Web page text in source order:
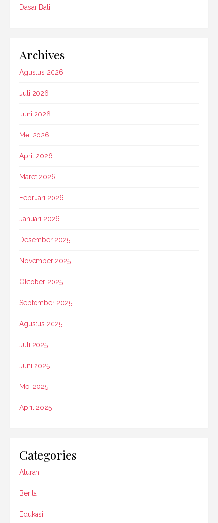
Dasar Bali
Archives
Agustus 2026
Juli 2026
Juni 2026
Mei 2026
April 2026
Maret 2026
Februari 2026
Januari 2026
Desember 2025
November 2025
Oktober 2025
September 2025
Agustus 2025
Juli 2025
Juni 2025
Mei 2025
April 2025
Categories
Aturan
Berita
Edukasi